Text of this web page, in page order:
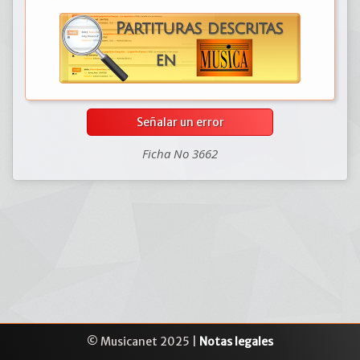
Señalar un error
Ficha No 3662
© Musicanet 2025 | Notas legales